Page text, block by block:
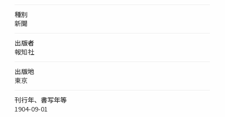
種別
新聞
出版者
報知社
出版地
東京
刊行年、書写年等
1904-09-01